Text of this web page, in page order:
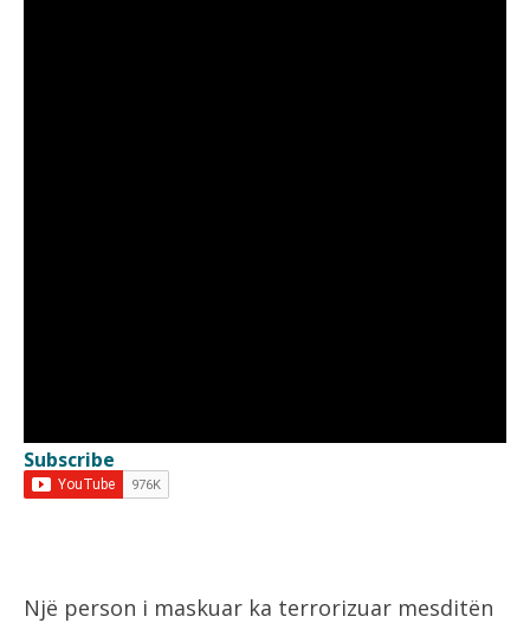
Subscribe
Një person i maskuar ka terrorizuar mesditën